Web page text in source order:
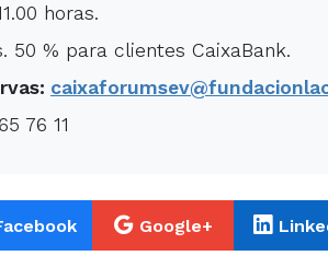
horas.
50 % para clientes CaixaBank.
76 11
Google+